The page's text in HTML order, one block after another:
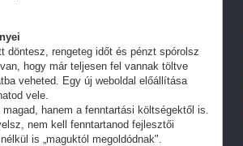
döntesz, rengeteg időt és pénzt spórolsz
hogy már teljesen fel vannak töltve
veheted. Egy új weboldal előállítása
vele.
hanem a fenntartási költségektől is.
nem kell fenntartanod fejlesztői
is „maguktól megoldódnak".